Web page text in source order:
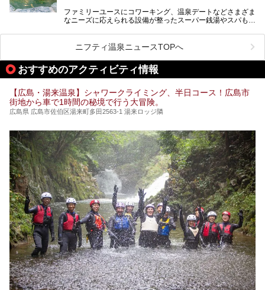
ファミリーユースにコワーキング、温泉デートなどさまざま
なニーズに応えられる設備が整ったスーパー銭湯やスパも、
いった個性が魅力の温泉も、どちらも充実している広島県。
今回は、そんな広島県にある温浴施設のなかから、筆者が
「一度訪ねてみたい」と気になっている魅力的な施設を5件
ピックアップして紹介します。
※2021/07/30時点の情報です。
ニフティ温泉ニュースTOPへ
おすすめのアクティビティ情報
【広島・湯来温泉】シャワークライミング、半日コース！広島市
街地から車で1時間の秘境で行う大冒険。
広島県 広島市佐伯区湯来町多田2563-1 湯来ロッジ隣